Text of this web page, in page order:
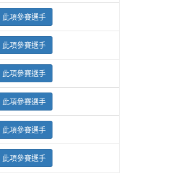
此項參賽選手
此項參賽選手
此項參賽選手
此項參賽選手
此項參賽選手
此項參賽選手